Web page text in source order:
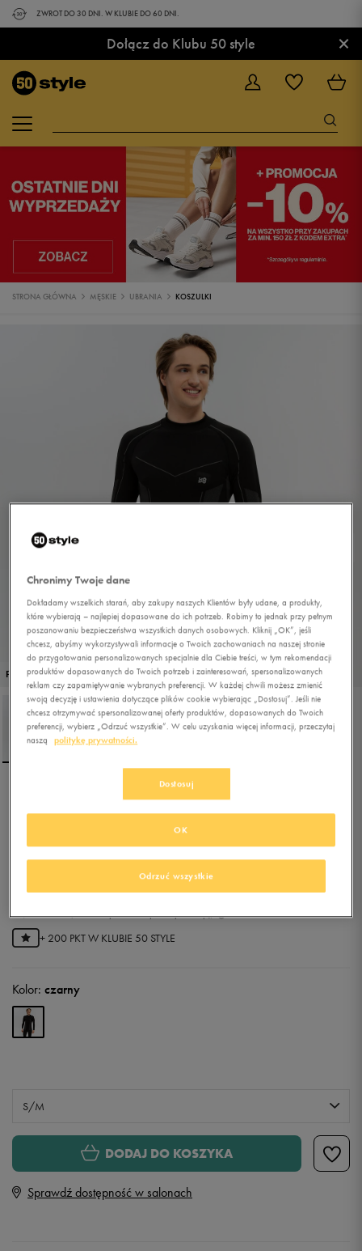
ZWROT DO 30 DNI. W KLUBIE DO 60 DNI.
Dołącz do Klubu 50 style ×
STRONA GŁÓWNA MĘSKIE UBRANIA KOSZULKI
PROMO: DO -30%
UP8 T-SHIRT TERMICZNY
TEXON
39,99zł-15%(cena bezpośrednio przed promocją)
39,99zł-15%(najniższa cena z 30 dni przed obniżką)
+ 200 PKT W KLUBIE 50 STYLE
Kolor: czarny
S/M
Powiadom o dostępności
S/M
DODAJ DO KOSZYKA
Sprawdź dostępność w salonach
Chronimy Twoje dane
Dokładamy wszelkich starań, aby zakupy naszych Klientów były udane, a produkty,
które wybierają – najlepiej dopasowane do ich potrzeb. Robimy to jednak przy pełnym
poszanowaniu bezpieczeństwa wszystkich danych osobowych. Kliknij „OK”, jeśli
chcesz, abyśmy wykorzystywali informacje o Twoich zachowaniach na naszej stronie
do przygotowania personalizowanych specjalnie dla Ciebie treści, w tym rekomendacji
produktów dopasowanych do Twoich potrzeb i zainteresowań, spersonalizowanych
reklam czy zapamiętywanie wybranych preferencji. W każdej chwili możesz zmienić
swoją decyzję i ustawienia dotyczące plików cookie wybierając „Dostosuj”. Jeśli nie
chcesz otrzymywać spersonalizowanej oferty produktów, dopasowanych do Twoich
preferencji, wybierz „Odrzuć wszystkie”. W celu uzyskania więcej informacji, przeczytaj
naszą
politykę prywatności.
Dostosuj
Odrzuć wszystkie
OK